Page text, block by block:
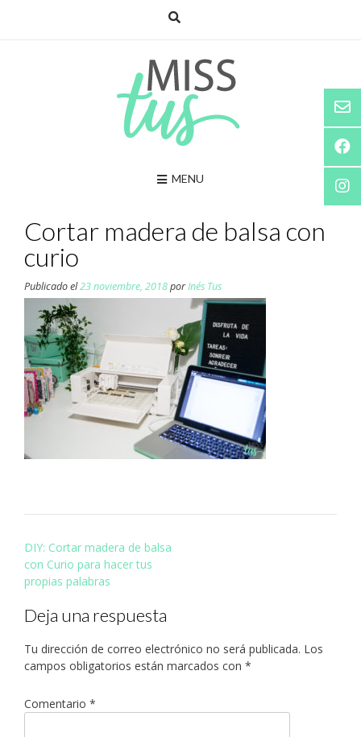
MENU
Cortar madera de balsa con
curio
Publicado el23 noviembre, 2018porInés Tus
Navegación
de
entradas
DIY: Cortar madera de balsa
con Curio para hacer tus
propias palabras
Deja una respuesta
Tu dirección de correo electrónico no será publicada. Los
campos obligatorios están marcados con *
Comentario *